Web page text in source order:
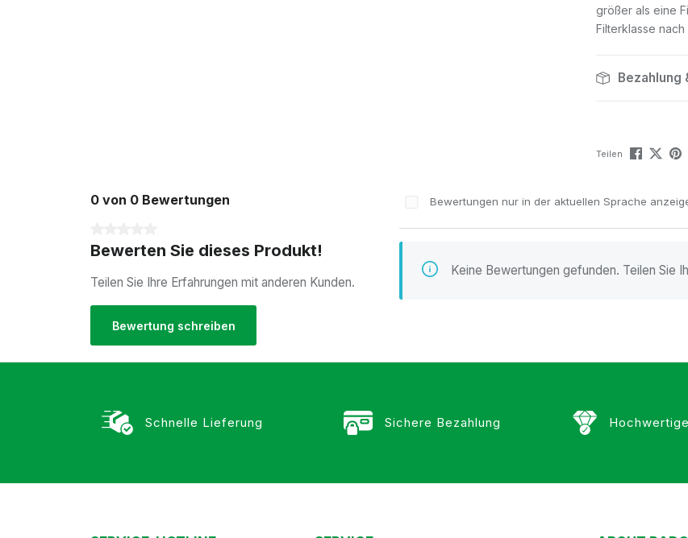
größer als eine
Filterklasse nach
Bezahlung
Teilen
0 von 0 Bewertungen
Bewerten Sie dieses Produkt!
Teilen Sie Ihre Erfahrungen mit anderen Kunden.
Bewertung schreiben
Bewertungen nur in der aktuellen Sprache
Keine Bewertungen gefunden. Teilen Sie
Schnelle Lieferung Sichere Bezahlung